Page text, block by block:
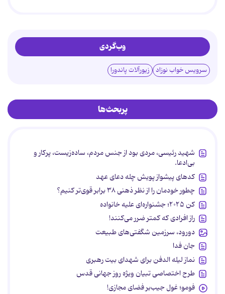
وب‌گردی
سرویس خواب نوزاد زیورآلات پاندورا
پربحث‌ها
شهید رئیسی، مردی بود از جنس مردم، ساده‌زیست، پرکار و
بی‌ادعا.
کدهای پیشواز پویش چله دعای عهد
چطور خودمان را از نظر ذهنی ۳۸ برابر قوی‌تر کنیم؟
کن ۲۰۲۵؛ جشنواره‌ای علیه خانواده
راز افرادی که کمتر ضرر می‌کنند!
دورود، سرزمین شگفتی‌های طبیعت
جان فدا
نماز لیله الدفن برای شهدای بیت رهبری
طرح اختصاصی تبیان ویژه روز جهانی قدس
فومو؛ غول جیب‌بر فضای مجازی!